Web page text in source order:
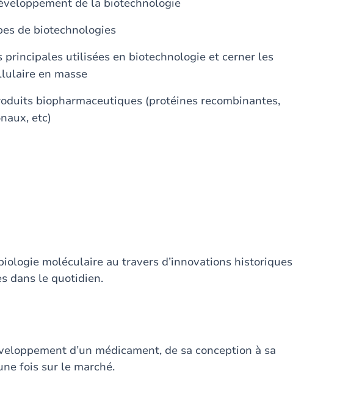
de la biotechnologie
de biotechnologies
principales utilisées en biotechnologie et cerner les
en masse
biopharmaceutiques (protéines recombinantes,
etc)
moléculaire au travers d’innovations historiques
dans le quotidien.
d’un médicament, de sa conception à sa
fois sur le marché.